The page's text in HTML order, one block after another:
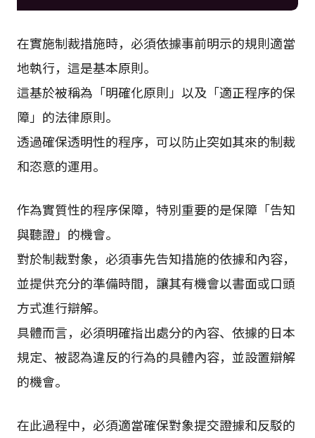
在實施制裁措施時，必須依據事前明示的規則適當
地執行，這是基本原則。
這基於被稱為「明確化原則」以及「適正程序的保
障」的法律原則。
透過確保透明性的程序，可以防止突如其來的制裁
和恣意的運用。
作為實質性的程序保障，特別重要的是保障「告知
與聽證」的機會。
對於制裁對象，必須事先告知措施的依據和內容，
並提供充分的準備時間，讓其有機會以書面或口頭
方式進行辯解。
具體而言，必須明確指出處分的內容、依據的日本
規定、被認為違反的行為的具體內容，並設置辯解
的機會。
在此過程中，必須適當確保對象提交證據和反駁的